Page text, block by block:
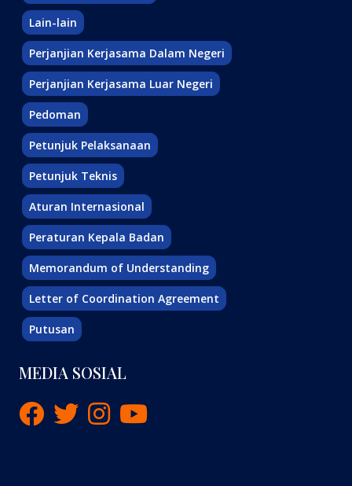
Lain-lain
Perjanjian Kerjasama Dalam Negeri
Perjanjian Kerjasama Luar Negeri
Pedoman
Petunjuk Pelaksanaan
Petunjuk Teknis
Aturan Internasional
Peraturan Kepala Badan
Memorandum of Understanding
Letter of Coordination Agreement
Putusan
MEDIA SOSIAL